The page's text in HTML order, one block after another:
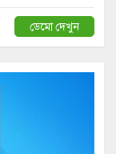
ডেমো দেখুন